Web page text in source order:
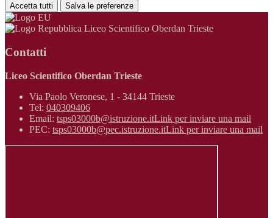
Accetta tutti Salva le preferenze
Liceo Scientifico Oberdan Trieste
Contatti
Liceo Scientifico Oberdan Trieste
Via Paolo Veronese, 1 - 34144 Trieste
Tel: 040309406
Email: tsps03000b@istruzione.itLink per inviare una mail
PEC: tsps03000b@pec.istruzione.itLink per inviare una mail